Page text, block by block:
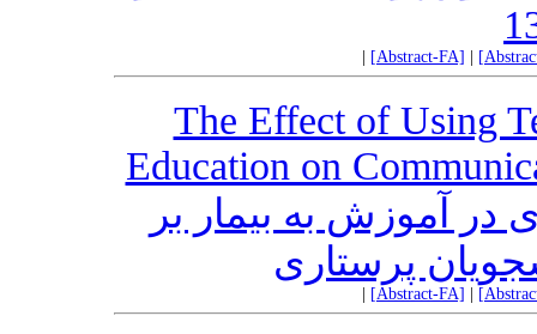
[Abstract-FA]
The Effect of Using
Education on
در آموزش به بیمار بر
پرستاری
[Abstract-FA]